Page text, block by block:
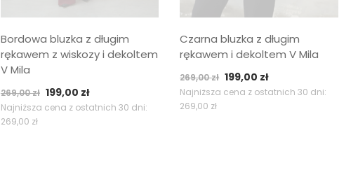
Bordowa bluzka z długim
rękawem z wiskozy i dekoltem
V Mila
269,00zł Pierwotna
cena
199,00 złAktualna
cena
Najniższa cena z ostatnich 30 dni:
269,00 zł
Czarna bluzka z długim
rękawem i dekoltem V Mila
269,00zł Pierwotna
cena
199,00 złAktualna
cena
Najniższa cena z ostatnich 30 dni:
269,00 zł